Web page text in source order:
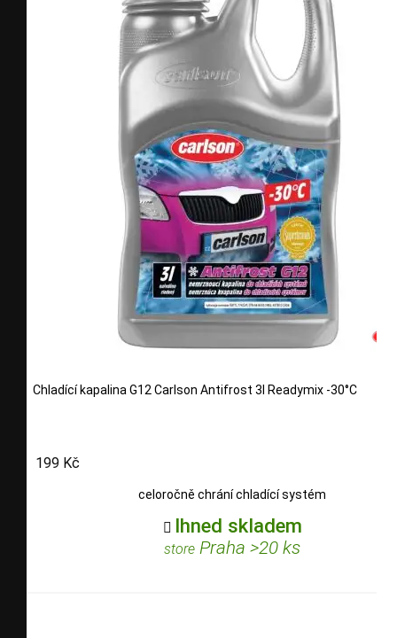
Chladící kapalina G12 Carlson Antifrost 3l Readymix -30°C
199 Kč
celoročně chrání chladící systém
 Ihned skladem
store Praha >20 ks